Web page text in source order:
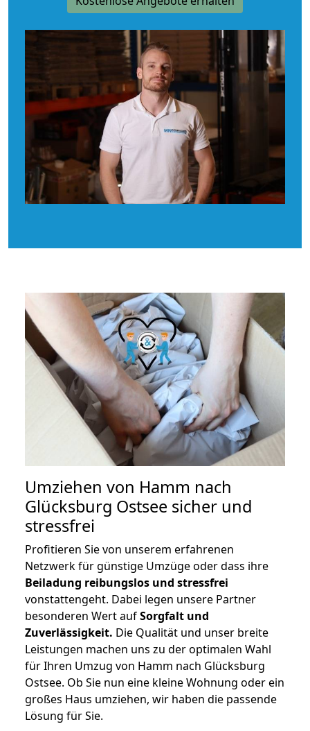
Umziehen von Hamm nach
Glücksburg Ostsee sicher und
stressfrei
Profitieren Sie von unserem erfahrenen
Netzwerk für günstige Umzüge oder dass ihre
Beiladung reibungslos und stressfrei
vonstattengeht. Dabei legen unsere Partner
besonderen Wert aufSorgfalt und
Zuverlässigkeit. Die Qualität und unser breite
Leistungen machen uns zu der optimalen Wahl
für Ihren Umzug von Hamm nach Glücksburg
Ostsee. Ob Sie nun eine kleine Wohnung oder ein
großes Haus umziehen, wir haben die passende
Lösung für Sie.